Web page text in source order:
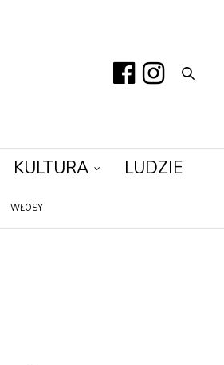
KULTURA LUDZIE
WŁOSY